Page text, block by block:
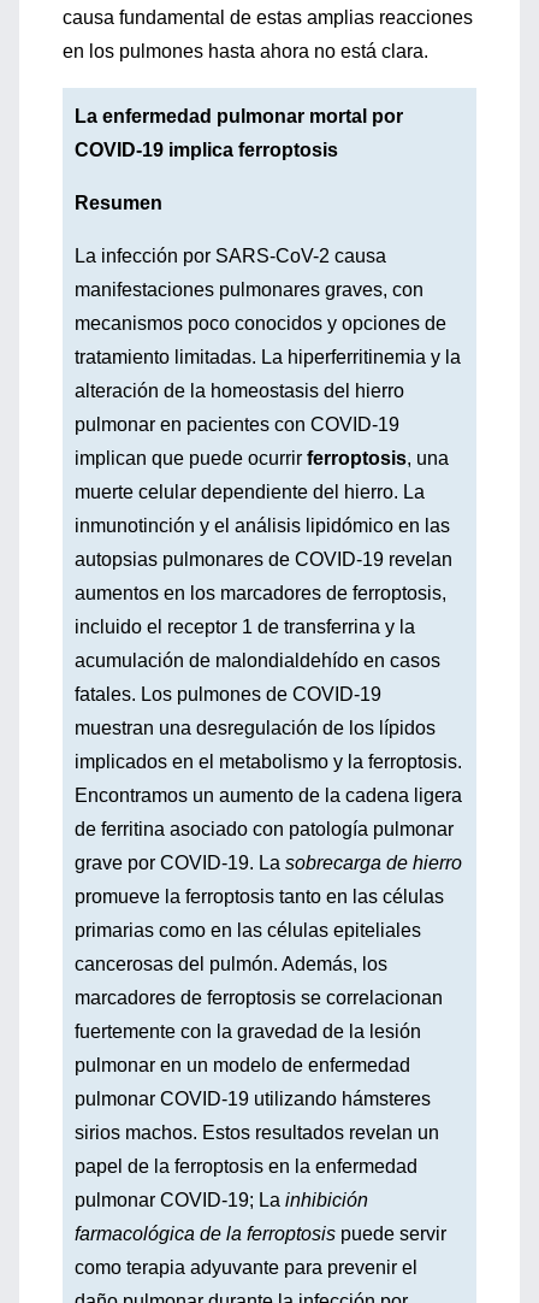
causa fundamental de estas amplias reacciones
en los pulmones hasta ahora no está clara.
La enfermedad pulmonar mortal por
COVID-19 implica ferroptosis
Resumen
La infección por SARS-CoV-2 causa
manifestaciones pulmonares graves, con
mecanismos poco conocidos y opciones de
tratamiento limitadas. La hiperferritinemia y la
alteración de la homeostasis del hierro
pulmonar en pacientes con COVID-19
implican que puede ocurrir ferroptosis, una
muerte celular dependiente del hierro. La
inmunotinción y el análisis lipidómico en las
autopsias pulmonares de COVID-19 revelan
aumentos en los marcadores de ferroptosis,
incluido el receptor 1 de transferrina y la
acumulación de malondialdehído en casos
fatales. Los pulmones de COVID-19
muestran una desregulación de los lípidos
implicados en el metabolismo y la ferroptosis.
Encontramos un aumento de la cadena ligera
de ferritina asociado con patología pulmonar
grave por COVID-19. La sobrecarga de hierro
promueve la ferroptosis tanto en las células
primarias como en las células epiteliales
cancerosas del pulmón. Además, los
marcadores de ferroptosis se correlacionan
fuertemente con la gravedad de la lesión
pulmonar en un modelo de enfermedad
pulmonar COVID-19 utilizando hámsteres
sirios machos. Estos resultados revelan un
papel de la ferroptosis en la enfermedad
pulmonar COVID-19; La inhibición
farmacológica de la ferroptosis puede servir
como terapia adyuvante para prevenir el